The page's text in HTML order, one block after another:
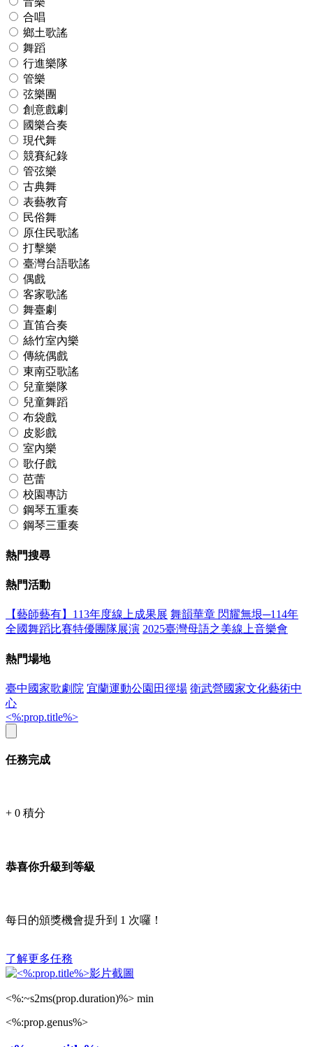
合唱
鄉土歌謠
舞蹈
行進樂隊
管樂
弦樂團
創意戲劇
國樂合奏
現代舞
競賽紀錄
管弦樂
古典舞
表藝教育
民俗舞
原住民歌謠
打擊樂
臺灣台語歌謠
偶戲
客家歌謠
舞臺劇
直笛合奏
絲竹室內樂
傳統偶戲
東南亞歌謠
兒童樂隊
兒童舞蹈
布袋戲
皮影戲
室內樂
歌仔戲
芭蕾
校園專訪
鋼琴五重奏
鋼琴三重奏
熱門搜尋
熱門活動
【藝師藝有】113年度線上成果展 舞韻華章 閃耀無垠─114年
全國舞蹈比賽特優團隊展演 2025臺灣母語之美線上音樂會
熱門場地
臺中國家歌劇院 宜蘭運動公園田徑場 衛武營國家文化藝術中
心
<%:prop.title%>
任務完成
+ 0 積分
恭喜你升級到等級
每日的頒獎機會提升到 1 次囉！
了解更多任務
<%:~s2ms(prop.duration)%> min
<%:prop.genus%>